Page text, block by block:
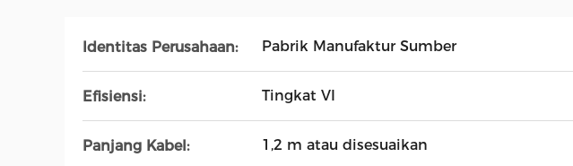
Identitas Perusahaan: Pabrik Manufaktur Sumber
Efisiensi: Tingkat VI
Panjang Kabel: 1,2 m atau disesuaikan